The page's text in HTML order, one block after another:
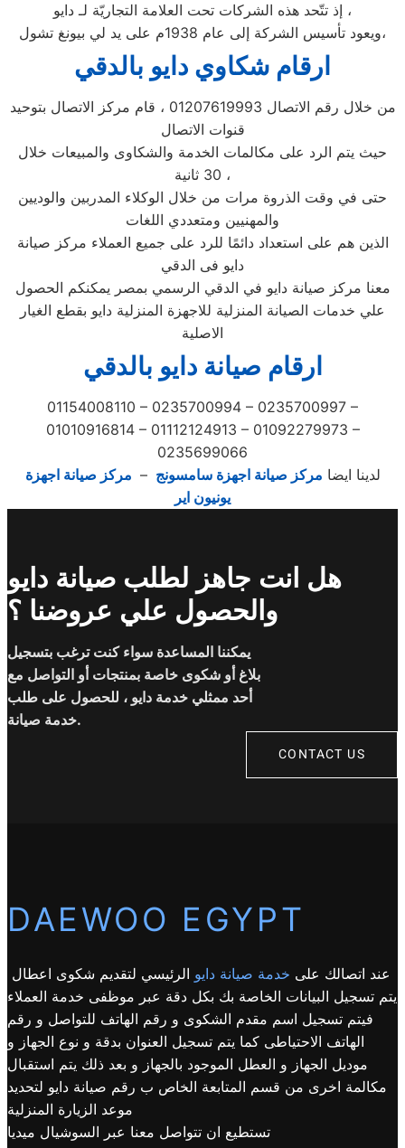
إذ تتّحد هذه الشركات تحت العلامة التجاريّة لـ دايو ،
ويعود تأسيس الشركة إلى عام 1938م على يد لي بيونغ تشول،
ارقام شكاوي دايو بالدقي
من خلال رقم الاتصال 01207619993 ، قام مركز الاتصال بتوحيد
قنوات الاتصال
حيث يتم الرد على مكالمات الخدمة والشكاوى والمبيعات خلال
30 ثانية ،
حتى في وقت الذروة مرات من خلال الوكلاء المدربين والوديين
والمهنيين ومتعددي اللغات
الذين هم على استعداد دائمًا للرد على جميع العملاء مركز صيانة
دايو فى الدقي
معنا مركز صيانة دايو في الدقي الرسمي بمصر يمكنكم الحصول
علي خدمات الصيانة المنزلية للاجهزة المنزلية دايو بقطع الغيار
الاصلية
ارقام صيانة دايو بالدقي
01154008110 – 0235700994 – 0235700997 –
01010916814 – 01112124913 – 01092279973 –
0235699066
لدينا ايضا مركز صيانة اجهزة سامسونج – مركز صيانة اجهزة
يونيون اير
هل انت جاهز لطلب صيانة دايو
والحصول علي عروضنا ؟
يمكننا المساعدة سواء كنت ترغب بتسجيل
بلاغ أو شكوى خاصة بمنتجات أو التواصل مع
أحد ممثلي خدمة دايو ، للحصول على طلب
خدمة صيانة.
CONTACT US
DAEWOO EGYPT
عند اتصالك على خدمة صيانة دايو الرئيسي لتقديم شكوى اعطال
يتم تسجيل البيانات الخاصة بك بكل دقة عبر موظفى خدمة العملاء
فيتم تسجيل اسم مقدم الشكوى و رقم الهاتف للتواصل و رقم
الهاتف الاحتياطى كما يتم تسجيل العنوان بدقة و نوع الجهاز و
موديل الجهاز و العطل الموجود بالجهاز و بعد ذلك يتم استقبال
مكالمة اخرى من قسم المتابعة الخاص ب رقم صيانة دايو لتحديد
موعد الزيارة المنزلية
تستطيع ان تتواصل معنا عبر السوشيال ميديا